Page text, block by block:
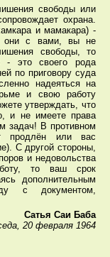
свободы или
охрана.
и мамакара) -
они с вами, вы не
свободы, то
- это своего рода
по приговору суда
надеяться на
и свою работу
утверждать, что
и не имеете права
задач! В противном
продлён или вас
С другой стороны,
и недовольства
то ваш срок
дополнительным
с документом,
Сатья Саи Баба
20 февраля 1964